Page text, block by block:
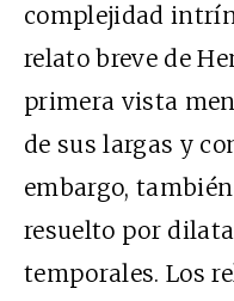
complejidad
relato breve de
primera vista
de sus largas y
embargo,
resuelto por
temporales. Los